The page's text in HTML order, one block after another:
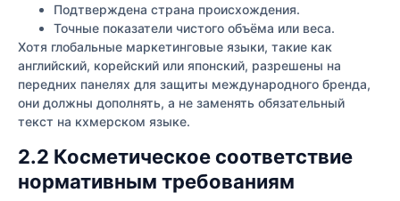
Подтверждена страна происхождения.
Точные показатели чистого объёма или веса.
Хотя глобальные маркетинговые языки, такие как
английский, корейский или японский, разрешены на
передних панелях для защиты международного бренда,
они должны дополнять, а не заменять обязательный
текст на кхмерском языке.
2.2 Косметическое соответствие
нормативным требованиям